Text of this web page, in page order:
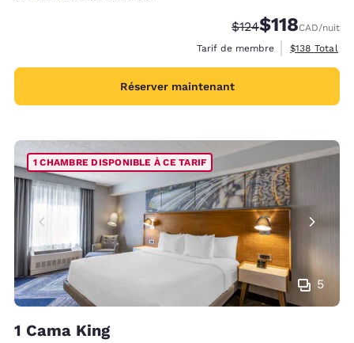
Tarif barré :
$124Tarif réduit :
$118CAD/nuit
Tarif de membre
Afficher les
$138 Total
Réserver maintenant
5
1 CHAMBRE DISPONIBLE À CE TARIF
1 Cama King